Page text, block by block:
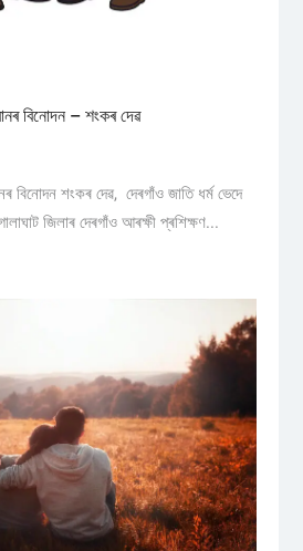
বিনোদন – শংকৰ দেৱ
বিনোদন শংকৰ দেৱ, দেৰগাঁও জাতি ধৰ্ম ভেদে
জিলাৰ দেৰগাঁও আৰক্ষী প্ৰশিক্ষণ...